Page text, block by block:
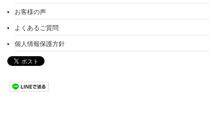
お客様の声
よくあるご質問
個人情報保護方針